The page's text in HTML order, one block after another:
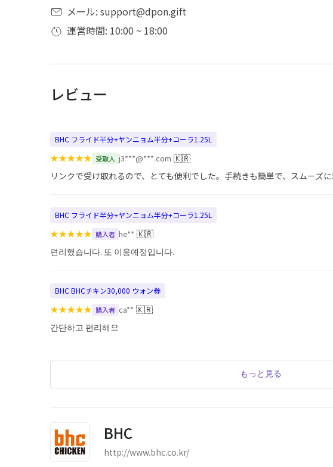
メール: support@dpon.gift
運営時間: 10:00 ~ 18:00
レビュー
BHC フライド半分+ヤンニョム半分+コーラ1.25L
★★★★★ 受取人 j3***@***.com 🇰🇷
リンクで受け取れるので、とても便利でした。手続きも簡単で、スムーズに
BHC フライド半分+ヤンニョム半分+コーラ1.25L
★★★★★ 購入者 he** 🇰🇷
편리했습니다. 또 이용예정입니다.
BHC BHCチキン30,000 ウォン券
★★★★★ 購入者 ca** 🇰🇷
간단하고 편리해요
もっと見る
BHC
http://www.bhc.co.kr/